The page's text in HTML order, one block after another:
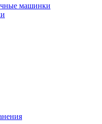
машинки